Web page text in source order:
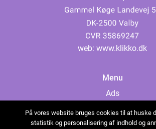
web: www.klikko.dk
Menu
Ads
Cookies
På vores website bruges cookies til at huske
statistik og personalisering af indhold og